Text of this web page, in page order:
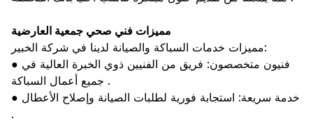
مميزات فني صحي جمعية العارضية
مميزات خدمات السباكة والصيانة لدينا في شركة الخبير:
● فنيون متخصصون: فريق من الفنيين ذوي الخبرة العالية في
جميع أعمال السباكة .
● خدمة سريعة: استجابة فورية لطلبات الصيانة وإصلاح الأعطال
.